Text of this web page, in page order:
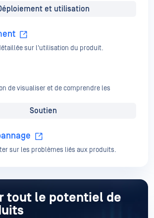
et utilisation
sur l'utilisation du produit.
de visualiser et de comprendre les
Soutien
sur les problèmes liés aux produits.
tout le potentiel de